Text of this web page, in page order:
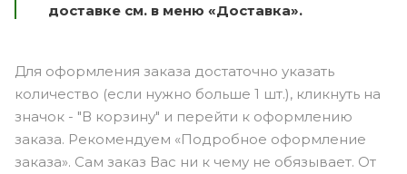
доставке см. в меню «Доставка».
Для оформления заказа достаточно указать
количество (если нужно больше 1 шт.), кликнуть на
значок - "В корзину" и перейти к оформлению
заказа. Рекомендуем «Подробное оформление
заказа». Сам заказ Вас ни к чему не обязывает. От